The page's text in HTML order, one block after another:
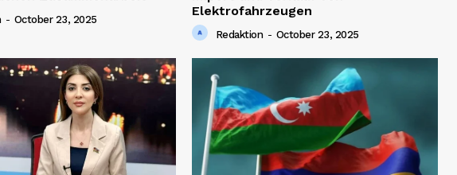
- October 23, 2025
Elektrofahrzeugen
Redaktion - October 23, 2025